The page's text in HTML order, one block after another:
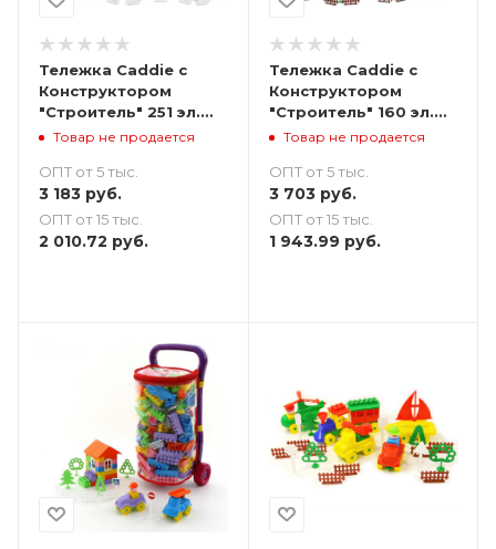
Тележка Caddie с
Конструктором
"Строитель" 251 эл.
"Построй свой
Товар не продается
ОПТ от 5 тыс.
3 183 руб.
ОПТ от 15 тыс.
2 010.72 руб.
Тележка Caddie с
Конструктором
"Строитель" 160 эл.
"Построй свой
Товар не продается
ОПТ от 5 тыс.
3 703руб.
ОПТ от 15 тыс.
1 943.99 руб.